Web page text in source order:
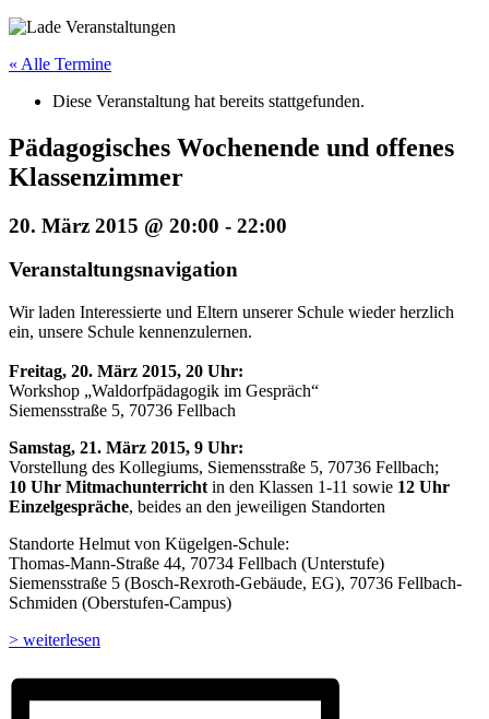
« Alle Termine
Diese Veranstaltung hat bereits stattgefunden.
Pädagogisches Wochenende und offenes
Klassenzimmer
20. März 2015 @ 20:00 - 22:00
Veranstaltungsnavigation
Wir laden Interessierte und Eltern unserer Schule wieder herzlich
ein, unsere Schule kennenzulernen.
Freitag, 20. März 2015, 20 Uhr:
Workshop „Waldorfpädagogik im Gespräch“
Siemensstraße 5, 70736 Fellbach
Samstag, 21. März 2015, 9 Uhr:
Vorstellung des Kollegiums, Siemensstraße 5, 70736 Fellbach;
10 Uhr Mitmachunterricht in den Klassen 1-11 sowie 12 Uhr
Einzelgespräche, beides an den jeweiligen Standorten
Standorte Helmut von Kügelgen-Schule:
Thomas-Mann-Straße 44, 70734 Fellbach (Unterstufe)
Siemensstraße 5 (Bosch-Rexroth-Gebäude, EG), 70736 Fellbach-
Schmiden (Oberstufen-Campus)
> weiterlesen